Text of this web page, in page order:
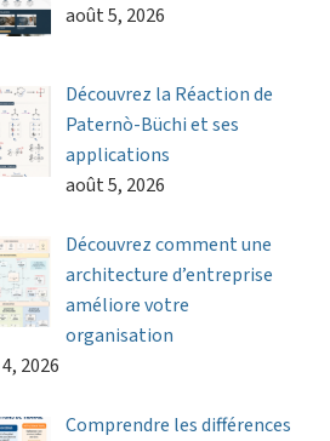
août 5, 2026
Découvrez la Réaction de
Paternò-Büchi et ses
applications
août 5, 2026
Découvrez comment une
architecture d’entreprise
améliore votre
organisation
2026
Comprendre les différences